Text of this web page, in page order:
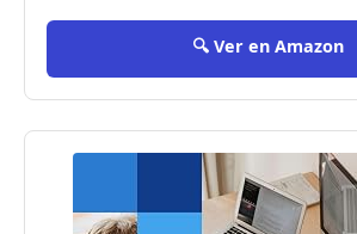
🔍 Ver en Amazon